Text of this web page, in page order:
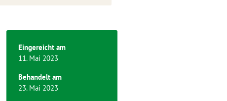
Eingereicht am
11. Mai 2023
Behandelt am
23. Mai 2023